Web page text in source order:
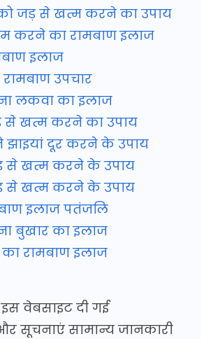
जड़ से खत्म करने का उपाय
करने का रामबाण इलाज
इलाज
उपचार
लकवा का इलाज
से खत्म करने का उपाय
झाइयां दूर करने के उपाय
से खत्म करने के उपाय
से खत्म करने के उपाय
इलाज पतंजलि
बुखार का इलाज
रामबाण इलाज
वेबसाइट दी गई
सूचनाएं सामान्य जानकारी